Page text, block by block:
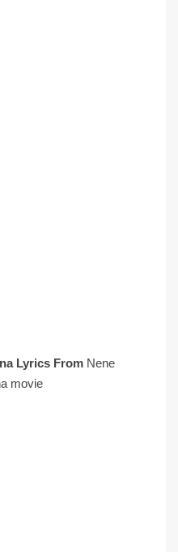
Lyrics From Nene
movie